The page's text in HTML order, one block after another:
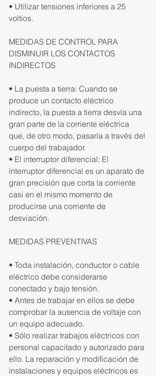
• Utilizar tensiones inferiores a 25
voltios.
MEDIDAS DE CONTROL PARA
DISMINUIR LOS CONTACTOS
INDIRECTOS
• La puesta a tierra: Cuando se
produce un contacto eléctrico
indirecto, la puesta a tierra desvía una
gran parte de la corriente eléctrica
que, de otro modo, pasaría a través del
cuerpo del trabajador.
• El interruptor diferencial: El
interruptor diferencial es un aparato de
gran precisión que corta la corriente
casi en el mismo momento de
producirse una corriente de
desviación.
MEDIDAS PREVENTIVAS
• Toda instalación, conductor o cable
eléctrico debe considerarse
conectado y bajo tensión.
• Antes de trabajar en ellos se debe
comprobar la ausencia de voltaje con
un equipo adecuado.
• Sólo realizar trabajos eléctricos con
personal capacitado y autorizado para
ello. La reparación y modificación de
instalaciones y equipos eléctricos es